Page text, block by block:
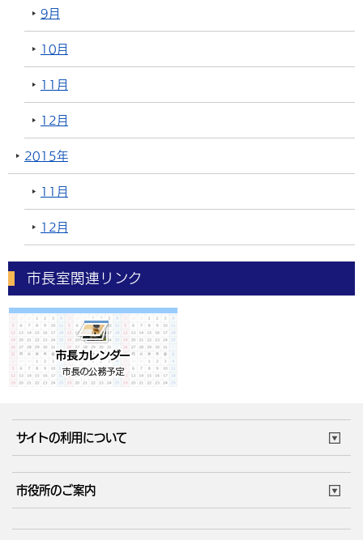
9月
10月
11月
12月
2015年
11月
12月
市長室関連リンク
サイトの利用について
市役所のご案内
庁舎地図 組織案内